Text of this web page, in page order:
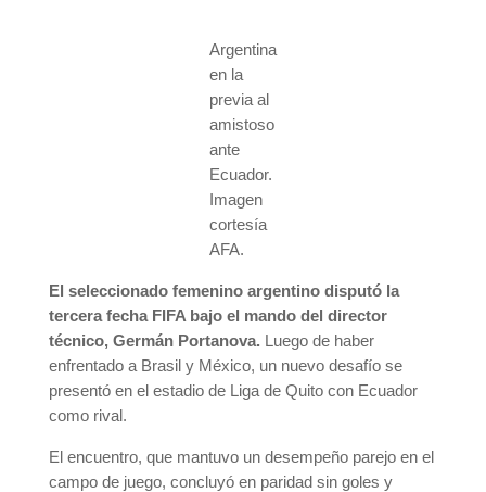
Argentina
en la
previa al
amistoso
ante
Ecuador.
Imagen
cortesía
AFA.
El seleccionado femenino argentino disputó la
tercera fecha FIFA bajo el mando del director
técnico, Germán Portanova. Luego de haber
enfrentado a Brasil y México, un nuevo desafío se
presentó en el estadio de Liga de Quito con Ecuador
como rival.
El encuentro, que mantuvo un desempeño parejo en el
campo de juego, concluyó en paridad sin goles y